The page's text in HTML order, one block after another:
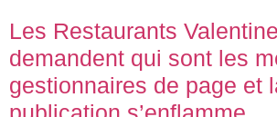
Les Restaurants Valentine
demandent qui sont les
gestionnaires de page et